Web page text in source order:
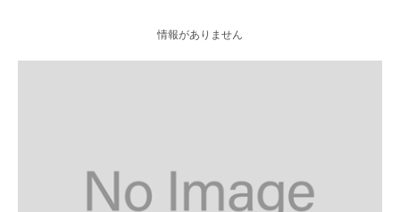
情報がありません